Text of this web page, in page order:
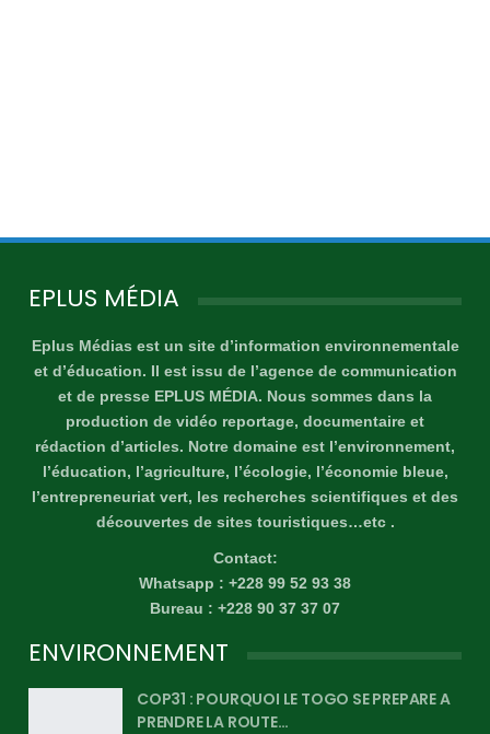
EPLUS MÉDIA
Eplus Médias est un site d’information environnementale
et d’éducation. Il est issu de l’agence de communication
et de presse EPLUS MÉDIA. Nous sommes dans la
production de vidéo reportage, documentaire et
rédaction d’articles. Notre domaine est l’environnement,
l’éducation, l’agriculture, l’écologie, l’économie bleue,
l’entrepreneuriat vert, les recherches scientifiques et des
découvertes de sites touristiques…etc .
Contact:
Whatsapp : +228 99 52 93 38
Bureau : +228 90 37 37 07
ENVIRONNEMENT
COP31 : POURQUOI LE TOGO SE PREPARE A
PRENDRE LA ROUTE…